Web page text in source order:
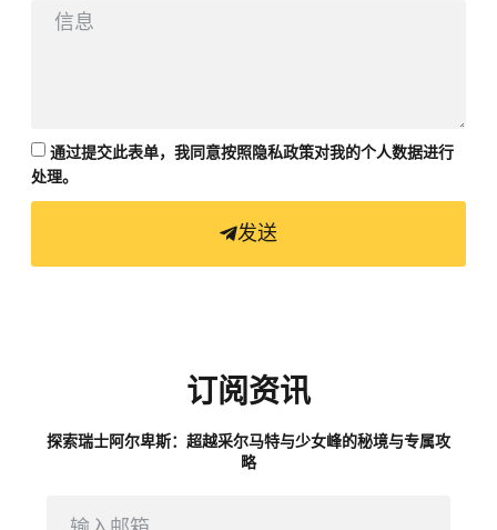
通过提交此表单，我同意按照隐私政策对我的个人数据进行
处理。
发送
订阅资讯
探索瑞士阿尔卑斯：超越采尔马特与少女峰的秘境与专属攻
略